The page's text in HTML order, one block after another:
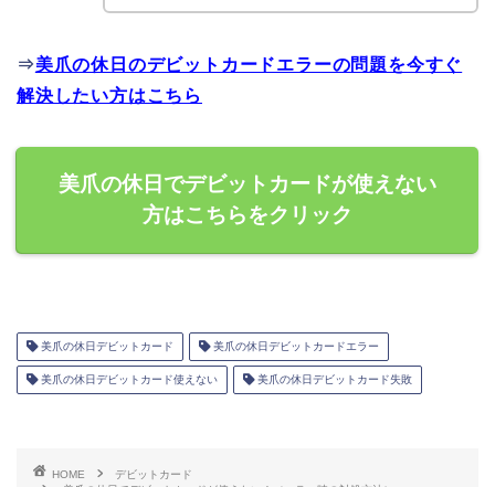
⇒美爪の休日のデビットカードエラーの問題を今すぐ
解決したい方はこちら
美爪の休日でデビットカードが使えない
方はこちらをクリック
美爪の休日デビットカード 美爪の休日デビットカードエラー
美爪の休日デビットカード使えない 美爪の休日デビットカード失敗
HOME
デビットカード